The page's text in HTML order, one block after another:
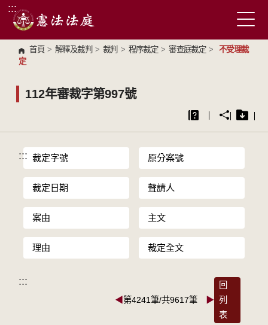
跳到主要內容區塊
:::
首頁 > 解釋及裁判 > 裁判 > 程序裁定 > 審查庭裁定 >
不受理裁
定
112年審裁字第997號
::: 裁定字號 原分案號
裁定日期 聲請人
案由 主文
理由 裁定全文
:::
◀第4241筆/共9617筆 ▶
回
列
表